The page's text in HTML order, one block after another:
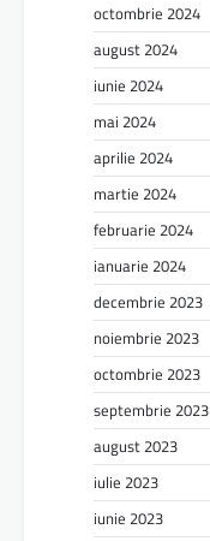
octombrie 2024
august 2024
iunie 2024
mai 2024
aprilie 2024
martie 2024
februarie 2024
ianuarie 2024
decembrie 2023
noiembrie 2023
octombrie 2023
septembrie 2023
august 2023
iulie 2023
iunie 2023